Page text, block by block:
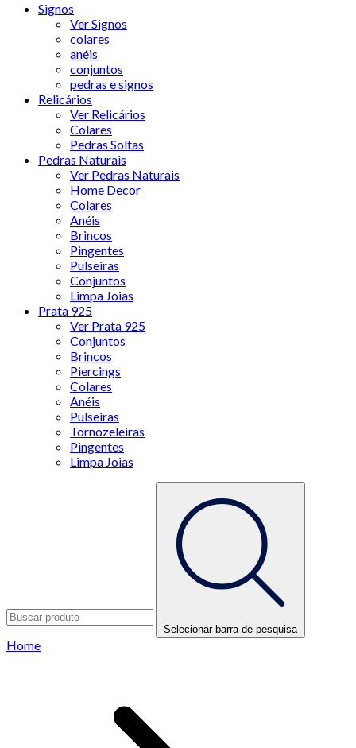
Signos
Ver Signos
colares
anéis
conjuntos
pedras e signos
Relicários
Ver Relicários
Colares
Pedras Soltas
Pedras Naturais
Ver Pedras Naturais
Home Decor
Colares
Anéis
Brincos
Pingentes
Pulseiras
Conjuntos
Limpa Joias
Prata 925
Ver Prata 925
Conjuntos
Brincos
Piercings
Colares
Anéis
Pulseiras
Tornozeleiras
Pingentes
Limpa Joias
Selecionar barra de pesquisa
Home